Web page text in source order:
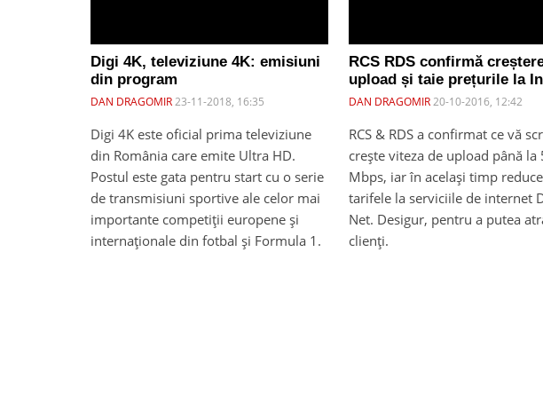
Digi 4K, televiziune 4K: emisiuni
din program
DAN DRAGOMIR23-11-2018, 16:35
Digi 4K este oficial prima televiziune
din România care emite Ultra HD.
Postul este gata pentru start cu o serie
de transmisiuni sportive ale celor mai
importante competiții europene și
internaționale din fotbal și Formula 1.
RCS RDS confirmă
upload și taie prețurile la
DAN DRAGOMIR20-10-2016, 12:42
RCS & RDS a confirmat ce vă
creşte viteza de upload până la
Mbps, iar în același timp
tarifele la serviciile de internet
Net. Desigur, pentru a putea
clienți.